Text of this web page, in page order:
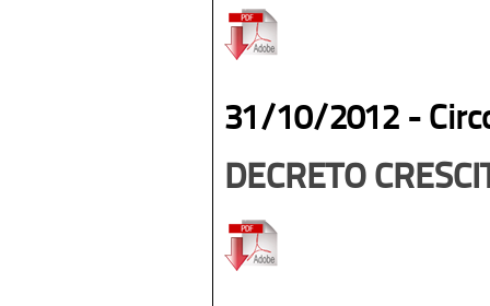
31/10/2012 -
DECRETO